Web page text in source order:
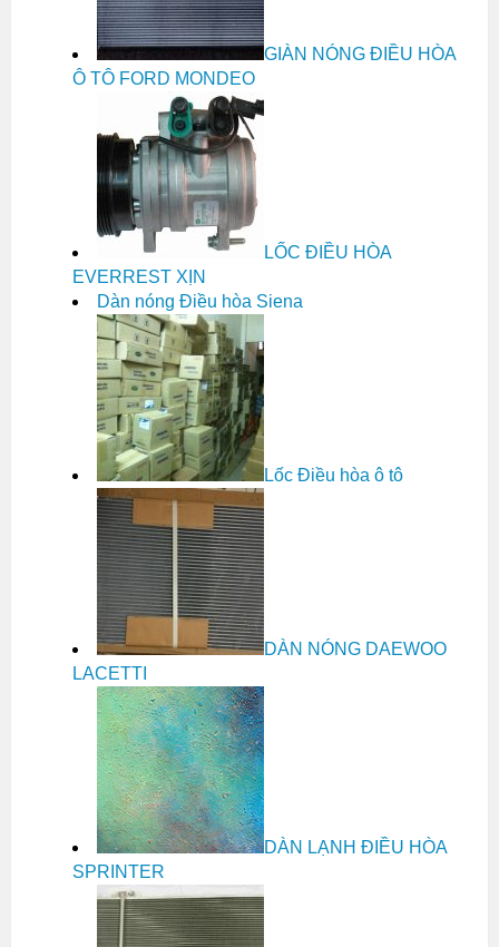
GIÀN NÓNG ĐIỀU HÒA
Ô TÔ FORD MONDEO
LỐC ĐIỀU HÒA
EVERREST XỊN
Dàn nóng Điều hòa Siena
Lốc Điều hòa ô tô
DÀN NÓNG DAEWOO
LACETTI
DÀN LẠNH ĐIỀU HÒA
SPRINTER